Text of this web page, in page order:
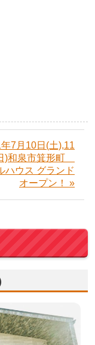
7月10日(土),11
)和泉市箕形町
ハウス グランド
オープン！ »